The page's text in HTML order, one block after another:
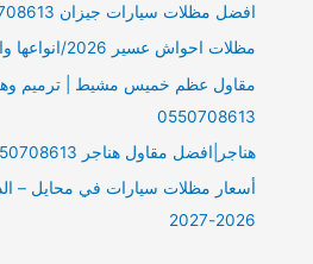
افضل مظلات سيارات جيزان 0550708613
مظلات احواش عسير 2026/انواعها واسعارها
مقاول عظم خميس مشيط | ترميم
0550708613
هناجر|افضل مقاول هناجر 0550708613
أسعار مظلات سيارات في محايل –
2026-2027